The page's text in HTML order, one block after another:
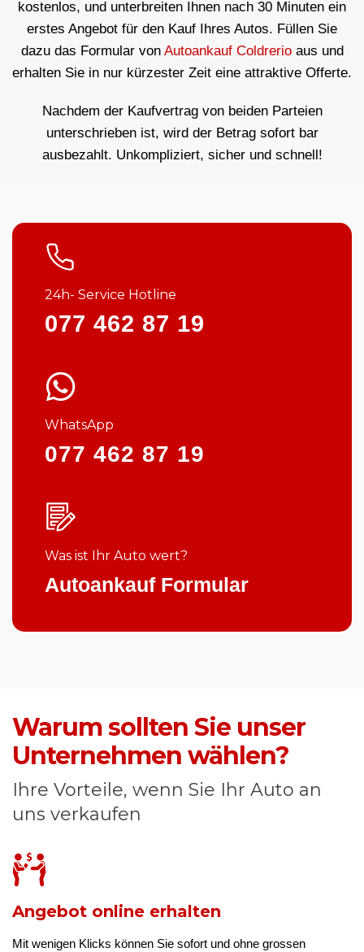
kostenlos, und unterbreiten Ihnen nach 30 Minuten ein
erstes Angebot für den Kauf Ihres Autos. Füllen Sie
dazu das Formular von Autoankauf Coldrerioaus und
erhalten Sie in nur kürzester Zeit eine attraktive Offerte.
Nachdem der Kaufvertrag von beiden Parteien
unterschrieben ist, wird der Betrag sofort bar
ausbezahlt. Unkompliziert, sicher und schnell!
24h- Service Hotline
077 462 87 19
WhatsApp
077 462 87 19
Was ist Ihr Auto wert?
Autoankauf Formular
Warum sollten Sie unser
Unternehmen wählen?
Ihre Vorteile, wenn Sie Ihr Auto an
uns verkaufen
Angebot online erhalten
Mit wenigen Klicks können Sie sofort und ohne grossen